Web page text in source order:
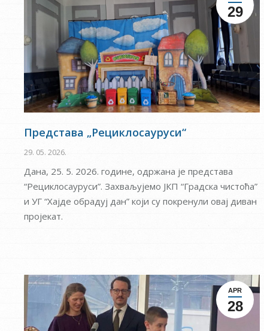
29
Представа „Рециклосауруси“
29. 05. 2026.
Дана, 25. 5. 2026. године, одржана је представа
“Рециклосауруси”. Захваљујемо ЈКП “Градска чистоћа”
и УГ “Хајде обрадуј дан” који су покренули овај диван
пројекат.
APR
28